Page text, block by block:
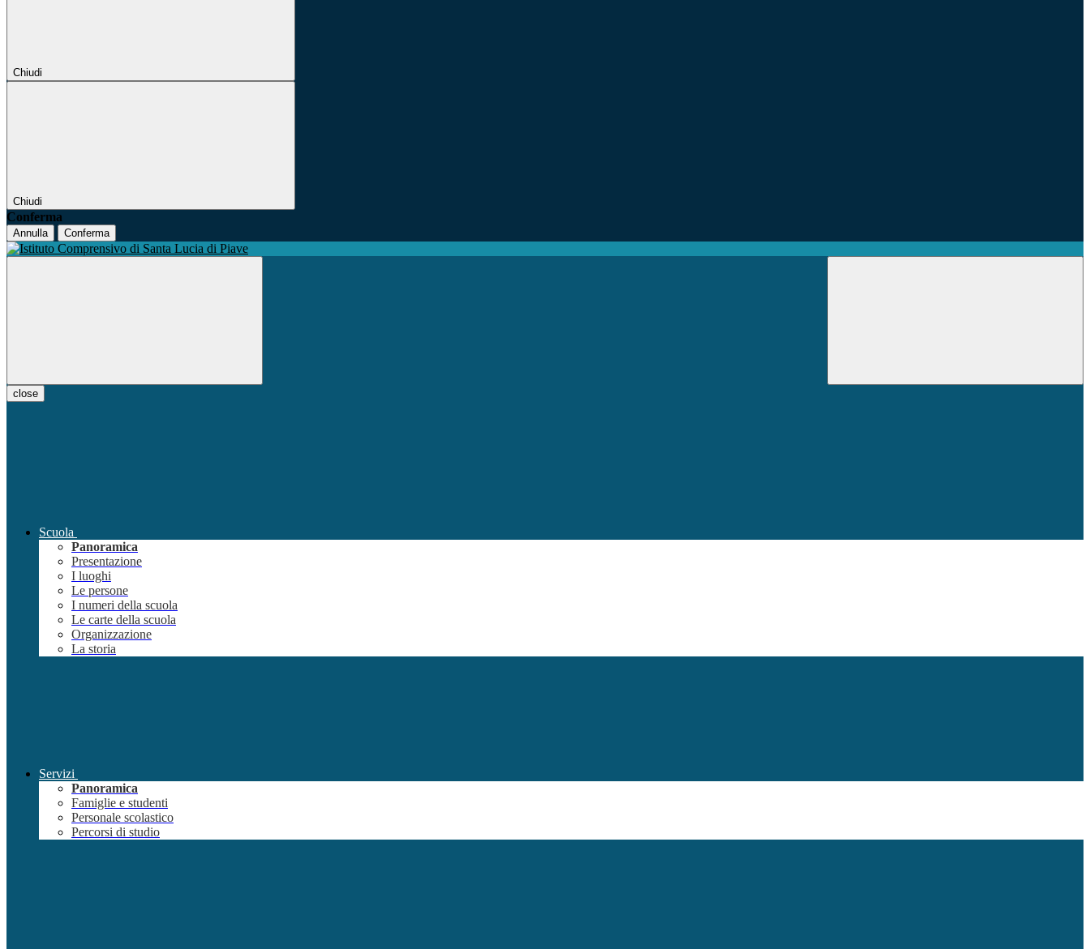
Chiudi
Chiudi
Conferma
Annulla Conferma
close
Scuola
Panoramica
Presentazione
I luoghi
Le persone
I numeri della scuola
Le carte della scuola
Organizzazione
La storia
Servizi
Panoramica
Famiglie e studenti
Personale scolastico
Percorsi di studio